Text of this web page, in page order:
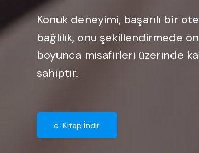
Konuk deneyimi, başarılı bir
bağlılık, onu şekillendirmede
boyunca misafirleri üzerinde
sahiptir.
e-Kitap İndir